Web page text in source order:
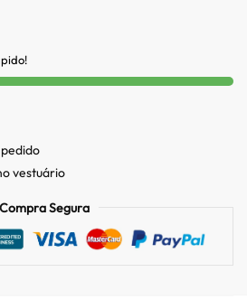
vestuário
Compra Segura